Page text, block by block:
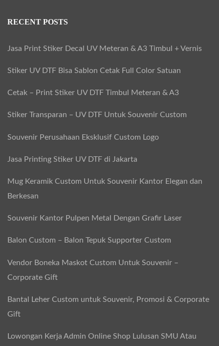
RECENT POSTS
Jasa Print Stiker Decal UV Meteran & A3 Timbul + Vernis
Stiker UV DTF Bisa Sablon Cetak Full Color Satuan
Cetak – Print Stiker UV DTF Timbul Meteran & A3
Stiker Transparan – UV DTF Untuk Souvenir Custom
Souvenir Perusahaan Eksklusif Custom Logo
Jasa Printing Stiker UV DTF di Jakarta
Mug Keramik Custom Untuk Souvenir Kantor Elegan dan
Berkesan
Souvenir Kantor Pulpen Metal Dengan Grafir Laser
Balon Custom – Balon Tepuk Supporter Custom
Vendor Boneka Maskot Custom Untuk Souvenir –
Corporate Gift
Bantal Leher Custom untuk Souvenir, Promosi & Corporate
Gift
Lowongan Kerja Admin Online Shop Lulusan SMU Atau